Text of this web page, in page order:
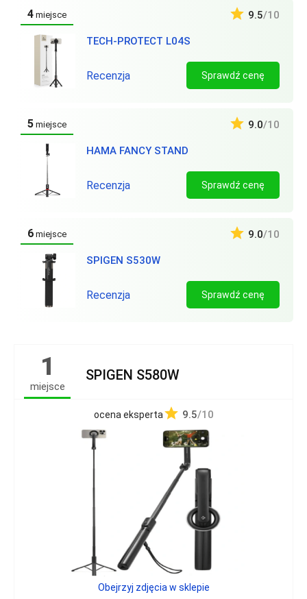
4 miejsce
TECH-PROTECT L04S
9.5/10
Recenzja Sprawdź cenę
5 miejsce
HAMA FANCY STAND
9.0/10
Recenzja Sprawdź cenę
6 miejsce
SPIGEN S530W
9.0/10
Recenzja Sprawdź cenę
1
miejsce
SPIGEN S580W
ocena eksperta 9.5/10
Obejrzyj zdjęcia w sklepie